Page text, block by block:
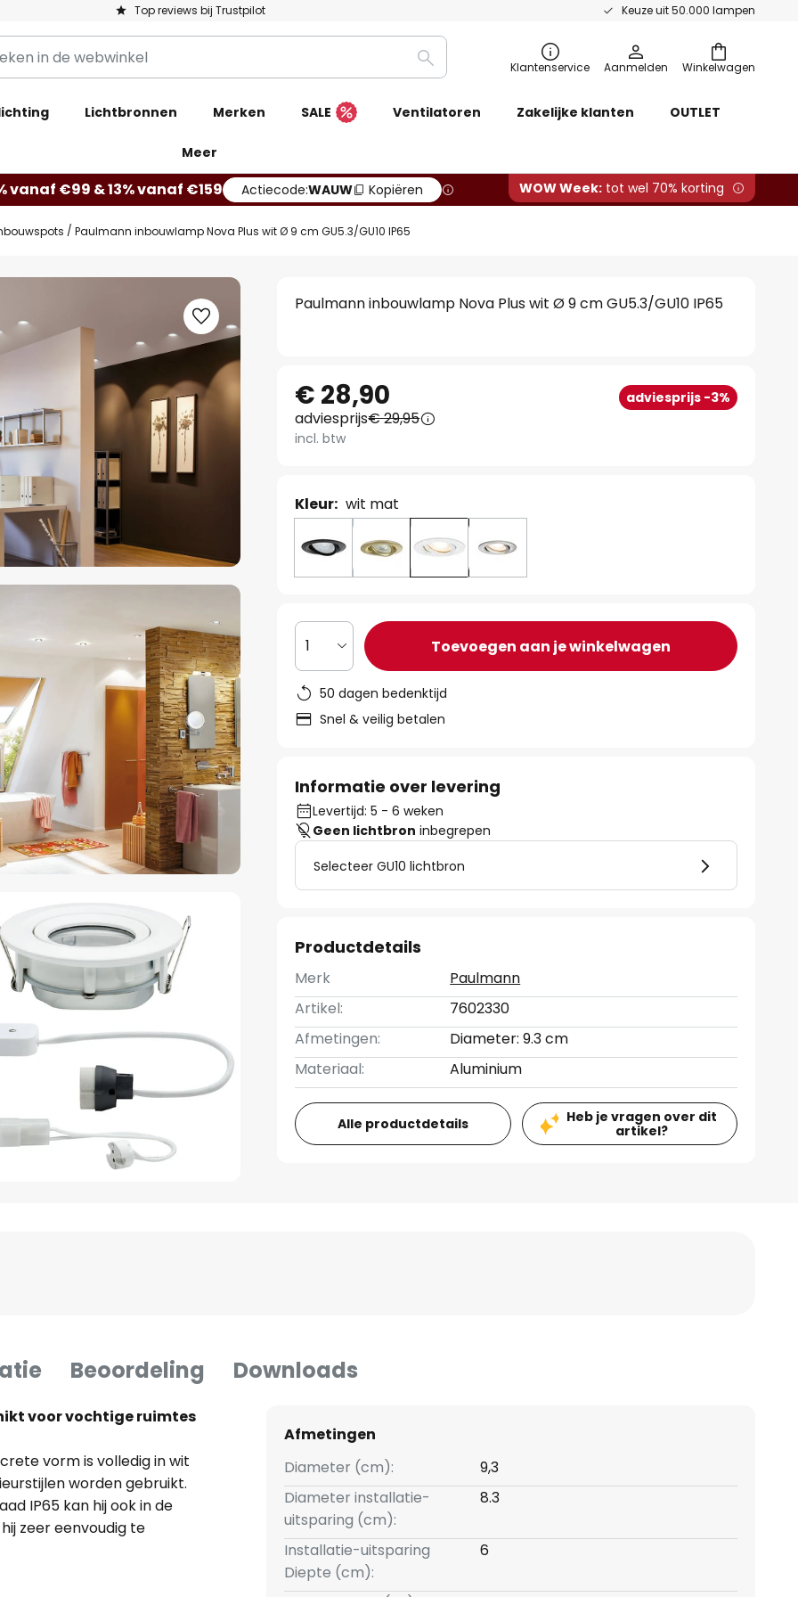
Top reviews bij Trustpilot Keuze uit 50.000 lampen
Winkelwagen
Zoeken Klantenservice Aanmelden
Lichtbronnen Merken SALE Ventilatoren Zakelijke klanten OUTLET
Meer
vanaf €99 & 13% vanaf €159 Actiecode:WAUW Kopiëren WOW Week: tot wel 70% korting
Paulmann inbouwlamp Nova Plus wit Ø 9 cm GU5.3/GU10 IP65
Paulmann inbouwlamp Nova Plus wit Ø 9 cm GU5.3/GU10 IP65
€ 28,90 adviesprijs -3%
adviesprijs€ 29,95
incl. btw
Kleur: wit mat
1 Toevoegen aan je winkelwagen
50 dagen bedenktijd
Snel & veilig betalen
Informatie over levering
Levertijd: 5 - 6 weken
Geen lichtbron inbegrepen
Selecteer GU10 lichtbron
Productdetails
Merk
Paulmann
Artikel:
7602330
Afmetingen:
Diameter: 9.3 cm
Materiaal:
Aluminium
Alle productdetails
Heb je vragen over dit
artikel?
Beoordeling Downloads
voor vochtige ruimtes
vorm is volledig in wit
worden gebruikt.
IP65 kan hij ook in de
zeer eenvoudig te
Afmetingen
Diameter (cm):
9,3
Diameter installatie-
uitsparing (cm):
8.3
Installatie-uitsparing
Diepte (cm):
6